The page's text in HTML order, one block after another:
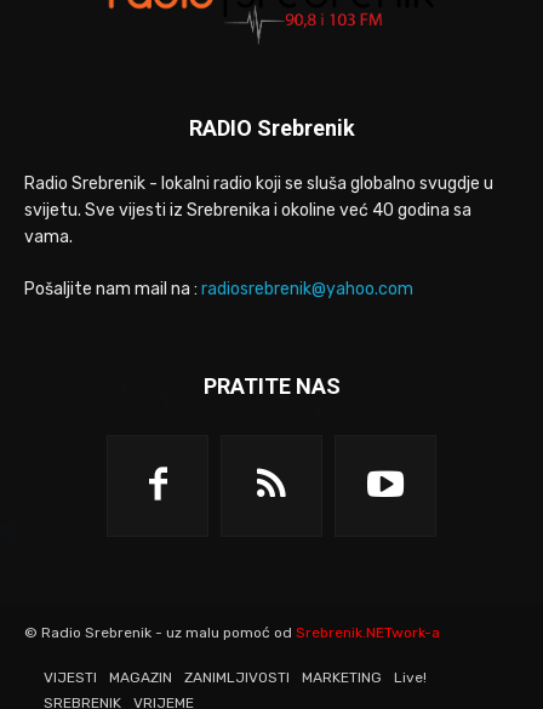
RADIO Srebrenik
Radio Srebrenik - lokalni radio koji se sluša globalno svugdje u
svijetu. Sve vijesti iz Srebrenika i okoline već 40 godina sa
vama.
Pošaljite nam mail na : radiosrebrenik@yahoo.com
PRATITE NAS
© Radio Srebrenik - uz malu pomoć od Srebrenik.NETwork-a
VIJESTI MAGAZIN ZANIMLJIVOSTI MARKETING
Live!
SREBRENIK
VRIJEME